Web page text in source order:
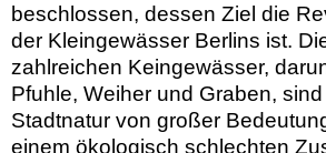
beschlossen, dessen Ziel die
der Kleingewässer Berlins ist.
zahlreichen Keingewässer,
Pfuhle, Weiher und Graben,
Stadtnatur von großer
einem ökologisch schlechten